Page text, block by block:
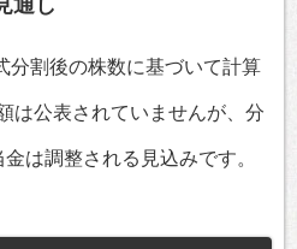
通し
分割後の株数に基づいて計算
は公表されていませんが、分
は調整される見込みです。